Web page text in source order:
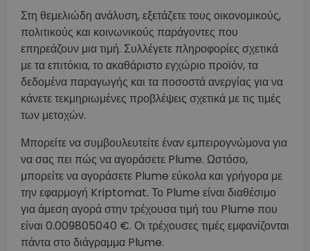
Στη θεμελιώδη ανάλυση, εξετάζετε τους οικονομικούς,
πολιτικούς και κοινωνικούς παράγοντες που
επηρεάζουν μια τιμή. Συλλέγετε πληροφορίες σχετικά
με τα επιτόκια, το ακαθάριστο εγχώριο προϊόν, τα
δεδομένα παραγωγής και τα ποσοστά ανεργίας για να
κάνετε τεκμηριωμένες προβλέψεις σχετικά με τις τιμές
των μετοχών.
Μπορείτε να συμβουλευτείτε έναν εμπειρογνώμονα για
να σας πει πώς να αγοράσετε Plume. Ωστόσο,
μπορείτε να αγοράσετε Plume εύκολα και γρήγορα με
την εφαρμογή Kriptomat. Το Plume είναι διαθέσιμο
για άμεση αγορά στην τρέχουσα τιμή του Plume που
είναι 0.009805040 €. Οι τρέχουσες τιμές εμφανίζονται
πάντα στο διάγραμμα Plume.